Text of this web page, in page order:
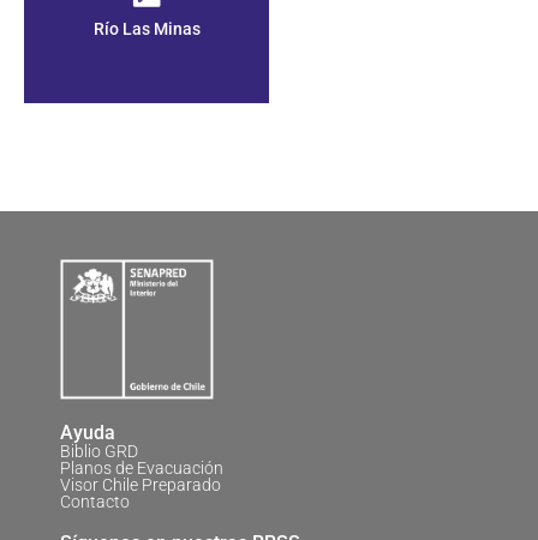
Río Las Minas
Ayuda
Biblio GRD
Planos de Evacuación
Visor Chile Preparado
Contacto